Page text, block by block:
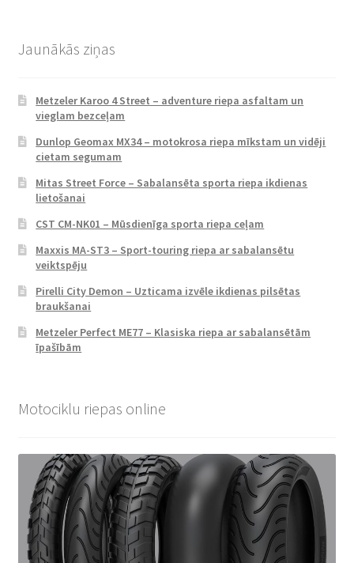
Jaunākās ziņas
Metzeler Karoo 4 Street – adventure riepa asfaltam un
vieglam bezceļam
Dunlop Geomax MX34 – motokrosa riepa mīkstam un vidēji
cietam segumam
Mitas Street Force – Sabalansēta sporta riepa ikdienas
lietošanai
CST CM-NK01 – Mūsdienīga sporta riepa ceļam
Maxxis MA-ST3 – Sport-touring riepa ar sabalansētu
veiktspēju
Pirelli City Demon – Uzticama izvēle ikdienas pilsētas
braukšanai
Metzeler Perfect ME77 – Klasiska riepa ar sabalansētām
īpašībām
Motociklu riepas online